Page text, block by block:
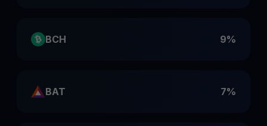
BCH 9%
BAT 7%